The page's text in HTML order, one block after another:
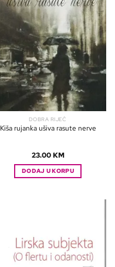
DOBRA RIJEČ
Kiša rujanka ušiva rasute nerve
23.00 KM
DODAJ U KORPU